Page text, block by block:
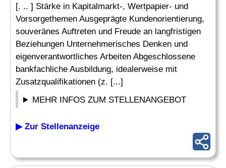
[. .. ] Stärke in Kapitalmarkt-, Wertpapier- und
Vorsorgethemen Ausgeprägte Kundenorientierung,
souveränes Auftreten und Freude an langfristigen
Beziehungen Unternehmerisches Denken und
eigenverantwortliches Arbeiten Abgeschlossene
bankfachliche Ausbildung, idealerweise mit
Zusatzqualifikationen (z. [...]
MEHR INFOS ZUM STELLENANGEBOT
▶ Zur Stellenanzeige